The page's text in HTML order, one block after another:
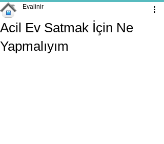
Acil Ev Satmak İçin Ne
Yapmalıyım
Evalinir